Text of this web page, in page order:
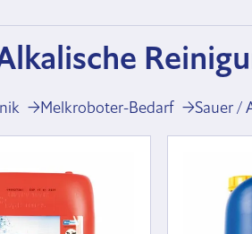
→Melkroboter-Bedarf →Sauer /